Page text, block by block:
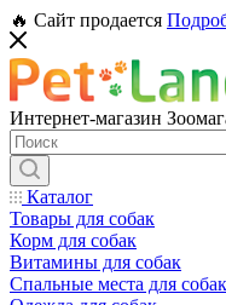
🔥 Сайт продается
Интернет-магазин
Каталог
Товары для собак
Корм для собак
Витамины для собак
Спальные места для собак